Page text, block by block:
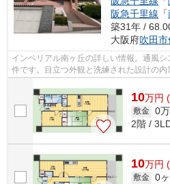
阪急千里線 「
築31年 /
大阪府吹田市
インペリアル南ヶ丘の詳しい情報。通風
件です。目立つ外観と洗練された設計の内
できるので電車をよく使う方におすすめ...
10万円
敷金 0
2階 /
10万円
敷金 0